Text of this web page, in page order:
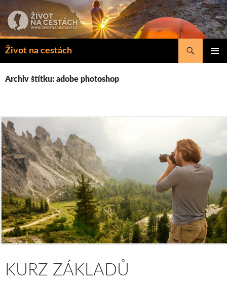
k
obsahu
Život na cestách
Hledat
Archiv štítku: adobe photoshop
KURZ ZÁKLADŮ